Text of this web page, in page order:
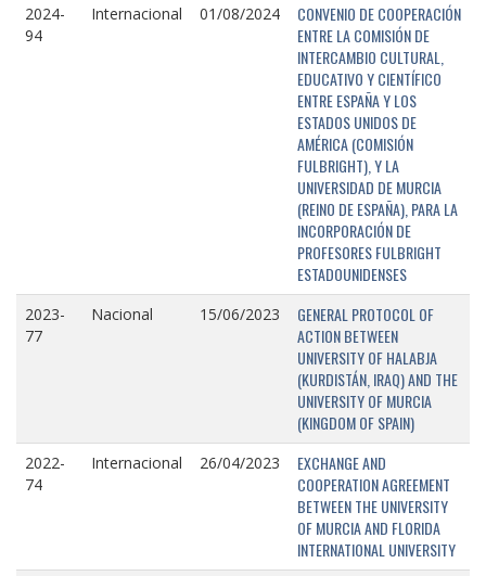
2024-
94
Internacional 01/08/2024
CONVENIO DE COOPERACIÓN
ENTRE LA COMISIÓN DE
INTERCAMBIO CULTURAL,
EDUCATIVO Y CIENTÍFICO
ENTRE ESPAÑA Y LOS
ESTADOS UNIDOS DE
AMÉRICA (COMISIÓN
FULBRIGHT), Y LA
UNIVERSIDAD DE MURCIA
(REINO DE ESPAÑA), PARA LA
INCORPORACIÓN DE
PROFESORES FULBRIGHT
ESTADOUNIDENSES
2023-
77
Nacional 15/06/2023
GENERAL PROTOCOL OF
ACTION BETWEEN
UNIVERSITY OF HALABJA
(KURDISTÁN, IRAQ) AND THE
UNIVERSITY OF MURCIA
(KINGDOM OF SPAIN)
2022-
74
Internacional 26/04/2023
EXCHANGE AND
COOPERATION AGREEMENT
BETWEEN THE UNIVERSITY
OF MURCIA AND FLORIDA
INTERNATIONAL UNIVERSITY